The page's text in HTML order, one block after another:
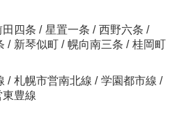
田四条 / 星置一条 / 西野六条 /
/ 新琴似町 / 幌向南三条 / 桂岡町
/ 札幌市営南北線 / 学園都市線 /
豊線